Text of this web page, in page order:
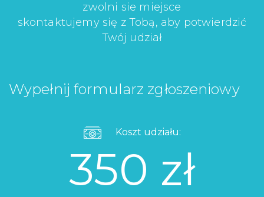
zwolni sie miejsce
skontaktujemy się z Tobą, aby potwierdzić
Twój udział
Wypełnij formularz zgłoszeniowy
Koszt udziału:
350 zł